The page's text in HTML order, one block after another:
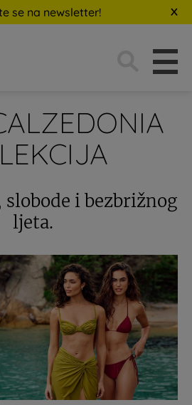
se na newsletter!
slobode i bezbrižnog
ljeta.